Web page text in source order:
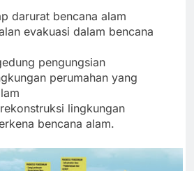
darurat bencana alam
evakuasi dalam bencana
pengungsian
perumahan yang
lingkungan
bencana alam.